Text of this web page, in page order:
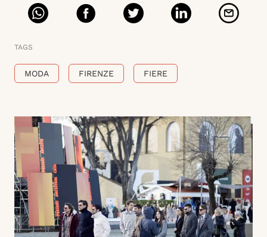
TAGS
MODA FIRENZE FIERE